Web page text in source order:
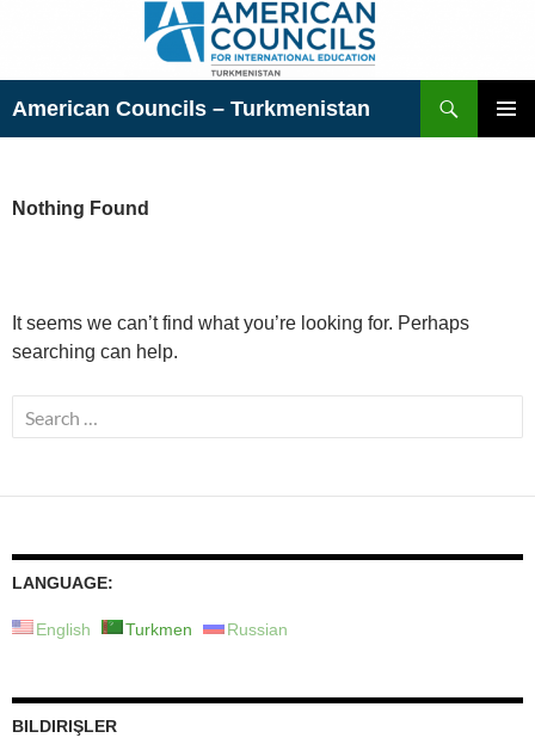
American Councils – Turkmenistan
Nothing Found
It seems we can’t find what you’re looking for. Perhaps
searching can help.
Search
for:
LANGUAGE:
English Turkmen Russian
BILDIRIŞLER